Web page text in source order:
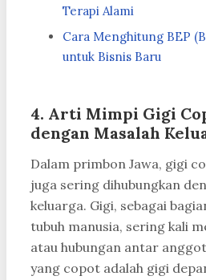
Terapi Alami
Cara Menghitung BEP
untuk Bisnis Baru
4. Arti Mimpi Gigi
dengan Masalah
Dalam primbon Jawa, gigi
juga sering dihubungkan
keluarga. Gigi, sebagai
tubuh manusia, sering kali
atau hubungan antar
yang copot adalah gigi